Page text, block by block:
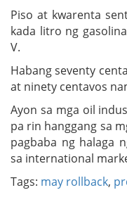
Piso at kwarenta
kada litro ng
V.
Habang seventy
at ninety centavos
Ayon sa mga oil
pa rin hanggang sa
pagbaba ng halaga
sa international
Tags: may rollback,